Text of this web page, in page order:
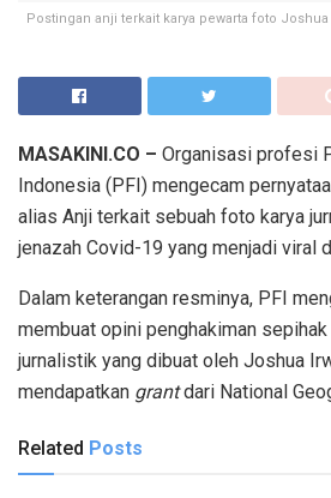
Postingan anji terkait karya pewarta foto
MASAKINI.CO – Organisasi profesi
Indonesia (PFI) mengecam
alias Anji terkait sebuah foto karya
jenazah Covid-19 yang menjadi viral
Dalam keterangan resminya, PFI
membuat opini penghakiman
jurnalistik yang dibuat oleh Joshua
mendapatkan grantdari National
Related Posts